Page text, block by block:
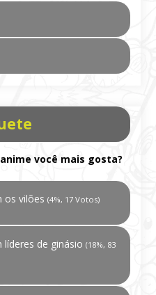
você mais gosta?
os vilões (4%, 17 Votos)
de ginásio (18%, 83